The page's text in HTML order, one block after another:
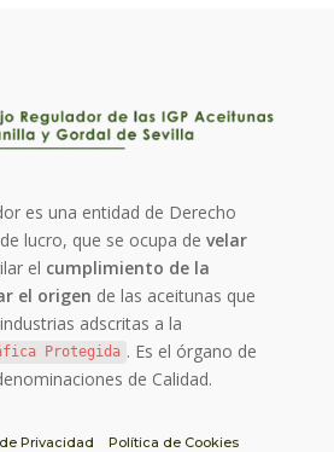
es una entidad de Derecho
lucro, que se ocupa develar
el cumplimiento de la
el origen de las aceitunas que
adscritas a la
Protegida . Es el órgano de
de Calidad.
Privacidad
Política de Cookies